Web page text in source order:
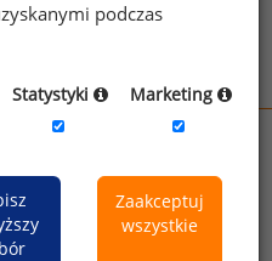
kfw.sedlak.pl
raportyplacowe.pl
.pl
podczas
Statystyki Marketing
Zaakceptuj
wszystkie